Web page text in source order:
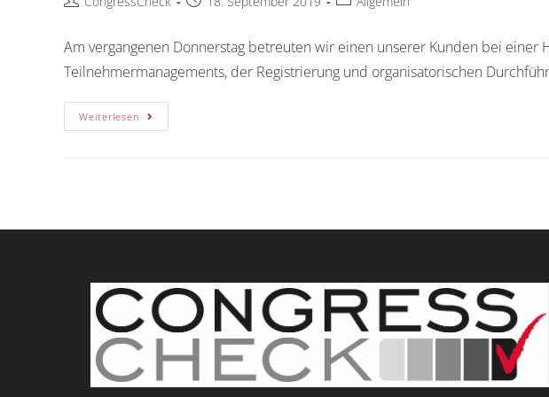
Am vergangenen Donnerstag betreuten wir einen unserer Kunden bei einer
Teilnehmermanagements, der Registrierung und organisatorischen
Weiterlesen